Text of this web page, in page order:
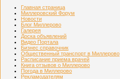
Главная страница
Миллеровский Форум
Новости
Блог Миллерово
Галерея
Доска объявлений
Видео Портала
Бизнес справочник
Общественный транспорт в Миллерово
Расписание приема врачей
Книга отзывов о Миллерово
Погода в Миллерово
Рекламодателям